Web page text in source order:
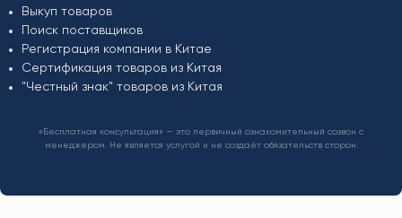
Выкуп товаров
Поиск поставщиков
Регистрация компании в Китае
Сертификация товаров из Китая
"Честный знак" товаров из Китая
«Бесплатная консультация» — это первичный ознакомительный созвон с
менеджером. Не является услугой и не создаёт обязательств сторон.